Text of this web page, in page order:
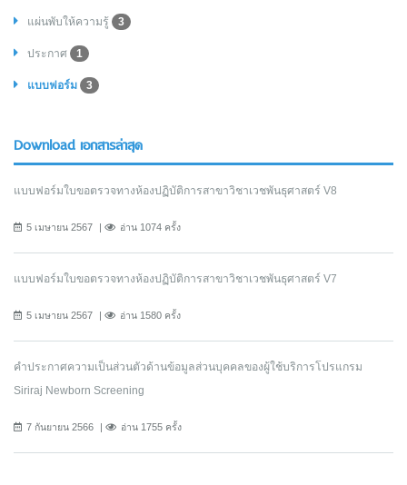
แผ่นพับให้ความรู้ 3
ประกาศ 1
แบบฟอร์ม 3
Download เอกสารล่าสุด
แบบฟอร์มใบขอตรวจทางห้องปฏิบัติการสาขาวิชาเวชพันธุศาสตร์ V8
5 เมษายน 2567 อ่าน 1074 ครั้ง
แบบฟอร์มใบขอตรวจทางห้องปฏิบัติการสาขาวิชาเวชพันธุศาสตร์ V7
5 เมษายน 2567 อ่าน 1580 ครั้ง
คำประกาศความเป็นส่วนตัวด้านข้อมูลส่วนบุคคลของผู้ใช้บริการโปรแกรม
Siriraj Newborn Screening
7 กันยายน 2566 อ่าน 1755 ครั้ง